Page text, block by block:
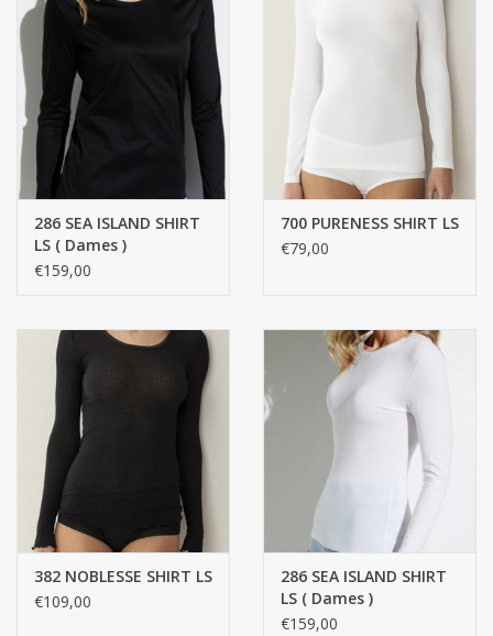
Sokken
Zakdoeken
Pullover
Huis en nacht kledij ( HEREN
Stof per meter
GESCHENK ARTIKELEN
STRANDLINNEN
286 SEA ISLAND SHIRT
LS ( Dames )
€159,00
700 PURENESS SHIRT LS
€79,00
382 NOBLESSE SHIRT LS
€109,00
286 SEA ISLAND SHIRT
LS ( Dames )
€159,00